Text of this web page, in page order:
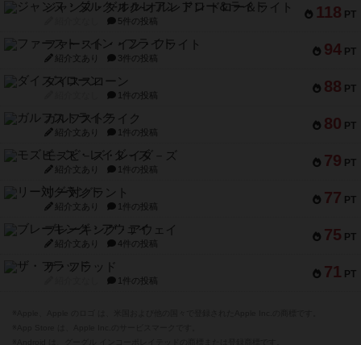
118 PT
ジャンヌ・ダルク-オルレアン ドロー＆ライト
5件の投稿
94 PT
ファースト・イン・フライト
紹介文あり 3件の投稿
88 PT
ダイススローン
1件の投稿
80 PT
ガルフストライク
紹介文あり 1件の投稿
79 PT
モズビ－ズ・レイダ－ズ
紹介文あり 1件の投稿
77 PT
リー対グラント
紹介文あり 1件の投稿
75 PT
ブレーキング・アウェイ
紹介文あり 4件の投稿
71 PT
ザ・フラッド
1件の投稿